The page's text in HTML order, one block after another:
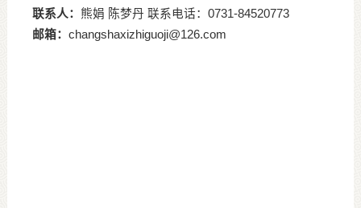
联系人： 熊娟 陈梦丹 联系电话：0731-84520773
邮箱： changshaxizhiguoji@126.com